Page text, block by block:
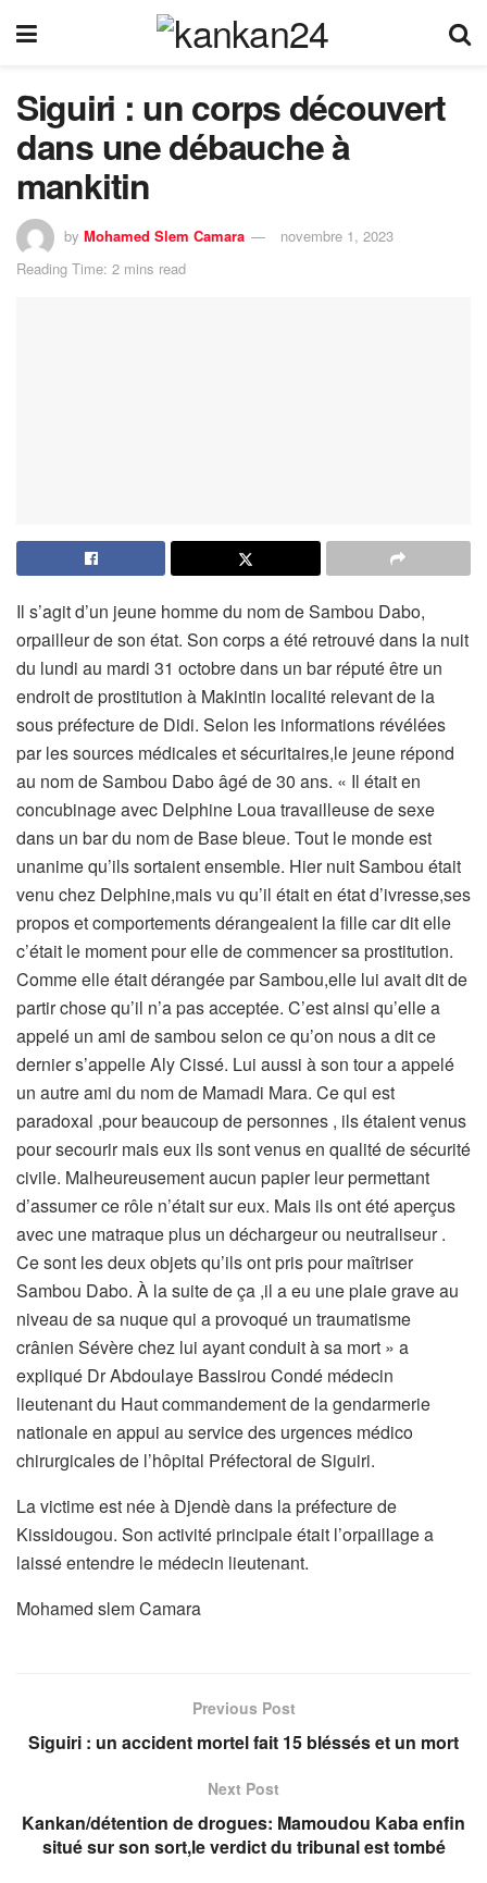
Siguiri : un corps découvert
dans une débauche à
mankitin
by Mohamed Slem Camara
novembre 1, 2023
Reading Time: 2 mins read
Il s’agit d’un jeune homme du nom de Sambou Dabo,
orpailleur de son état. Son corps a été retrouvé dans la nuit
du lundi au mardi 31 octobre dans un bar réputé être un
endroit de prostitution à Makintin localité relevant de la
sous préfecture de Didi. Selon les informations révélées
par les sources médicales et sécuritaires,le jeune répond
au nom de Sambou Dabo âgé de 30 ans. « Il était en
concubinage avec Delphine Loua travailleuse de sexe
dans un bar du nom de Base bleue. Tout le monde est
unanime qu’ils sortaient ensemble. Hier nuit Sambou était
venu chez Delphine,mais vu qu’il était en état d’ivresse,ses
propos et comportements dérangeaient la fille car dit elle
c’était le moment pour elle de commencer sa prostitution.
Comme elle était dérangée par Sambou,elle lui avait dit de
partir chose qu’il n’a pas acceptée. C’est ainsi qu’elle a
appelé un ami de sambou selon ce qu’on nous a dit ce
dernier s’appelle Aly Cissé. Lui aussi à son tour a appelé
un autre ami du nom de Mamadi Mara. Ce qui est
paradoxal ,pour beaucoup de personnes , ils étaient venus
pour secourir mais eux ils sont venus en qualité de sécurité
civile. Malheureusement aucun papier leur permettant
d’assumer ce rôle n’était sur eux. Mais ils ont été aperçus
avec une matraque plus un déchargeur ou neutraliseur .
Ce sont les deux objets qu’ils ont pris pour maîtriser
Sambou Dabo. À la suite de ça ,il a eu une plaie grave au
niveau de sa nuque qui a provoqué un traumatisme
crânien Sévère chez lui ayant conduit à sa mort » a
expliqué Dr Abdoulaye Bassirou Condé médecin
lieutenant du Haut commandement de la gendarmerie
nationale en appui au service des urgences médico
chirurgicales de l’hôpital Préfectoral de Siguiri.
La victime est née à Djendè dans la préfecture de
Kissidougou. Son activité principale était l’orpaillage a
laissé entendre le médecin lieutenant.
Mohamed slem Camara
Previous Post
Siguiri : un accident mortel fait 15 bléssés et un mort
Next Post
Kankan/détention de drogues: Mamoudou Kaba enfin
situé sur son sort,le verdict du tribunal est tombé